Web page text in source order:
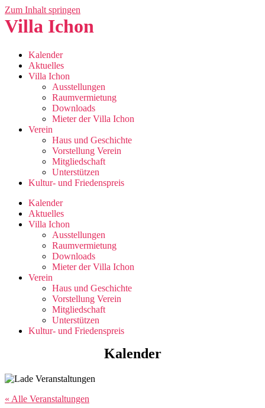
Zum Inhalt springen
Villa Ichon
Kalender
Aktuelles
Villa Ichon
Ausstellungen
Raumvermietung
Downloads
Mieter der Villa Ichon
Verein
Haus und Geschichte
Vorstellung Verein
Mitgliedschaft
Unterstützen
Kultur- und Friedenspreis
Kalender
Aktuelles
Villa Ichon
Ausstellungen
Raumvermietung
Downloads
Mieter der Villa Ichon
Verein
Haus und Geschichte
Vorstellung Verein
Mitgliedschaft
Unterstützen
Kultur- und Friedenspreis
Kalender
« Alle Veranstaltungen